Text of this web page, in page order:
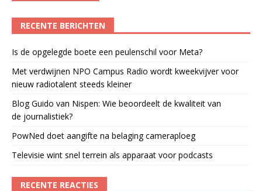
RECENTE BERICHTEN
Is de opgelegde boete een peulenschil voor Meta?
Met verdwijnen NPO Campus Radio wordt kweekvijver voor
nieuw radiotalent steeds kleiner
Blog Guido van Nispen: Wie beoordeelt de kwaliteit van
de journalistiek?
PowNed doet aangifte na belaging cameraploeg
Televisie wint snel terrein als apparaat voor podcasts
RECENTE REACTIES